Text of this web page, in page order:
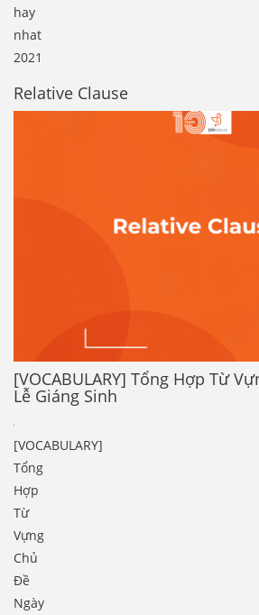
hay
nhat
2021
Relative Clause
[VOCABULARY] Tổng Hợp Từ
Lễ Giáng Sinh
[VOCABULARY]
Tổng
Hợp
Từ
Vựng
Chủ
Đề
Ngày